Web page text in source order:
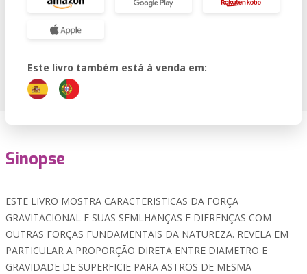
Este livro também está à venda em:
Sinopse
ESTE LIVRO MOSTRA CARACTERISTICAS DA FORÇA
GRAVITACIONAL E SUAS SEMLHANÇAS E DIFRENÇAS COM
OUTRAS FORÇAS FUNDAMENTAIS DA NATUREZA. REVELA EM
PARTICULAR A PROPORÇÃO DIRETA ENTRE DIAMETRO E
GRAVIDADE DE SUPERFICIE PARA ASTROS DE MESMA